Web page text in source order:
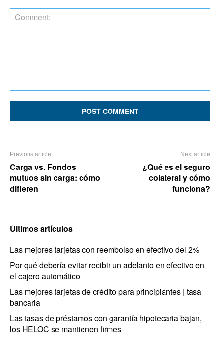
Previous article
Carga vs. Fondos
mutuos sin carga: cómo
difieren
Next article
¿Qué es el seguro
colateral y cómo
funciona?
Últimos artículos
Las mejores tarjetas con reembolso en efectivo del 2%
Por qué debería evitar recibir un adelanto en efectivo en
el cajero automático
Las mejores tarjetas de crédito para principiantes | tasa
bancaria
Las tasas de préstamos con garantía hipotecaria bajan,
los HELOC se mantienen firmes